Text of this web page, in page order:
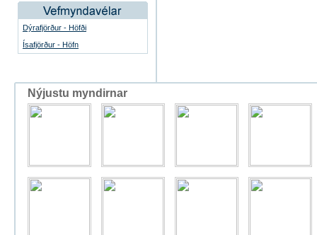
Dýrafjörður - Höfði
Ísafjörður - Höfn
Nýjustu myndirnar